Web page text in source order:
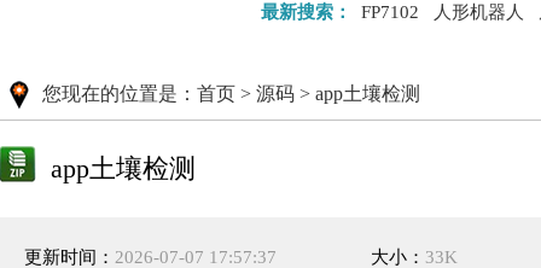
最新搜索： FP7102 人形机器人
您现在的位置是： 首页 > 源码 > app土壤检测
app土壤检测
更新时间： 2026-07-07 17:57:37 大小： 33K